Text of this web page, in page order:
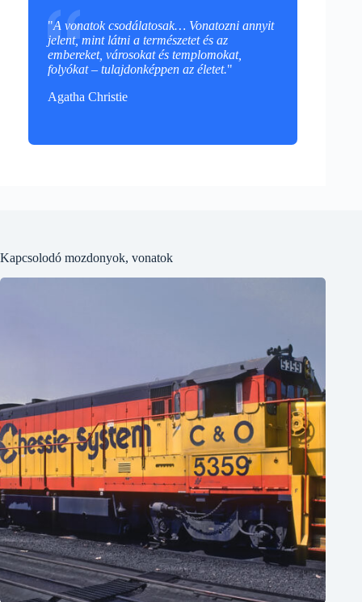
"A vonatok csodálatosak… Vonatozni annyit
jelent, mint látni a természetet és az
embereket, városokat és templomokat,
folyókat – tulajdonképpen az életet."
Agatha Christie
Kapcsolodó mozdonyok, vonatok